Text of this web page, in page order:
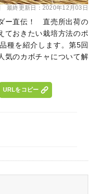
最終更新日： 2020年12月03日
ー直伝！ 直売所出荷の
ておきたい栽培方法のポ
種を紹介します。第5回
気のカボチャについて解
URLをコピー